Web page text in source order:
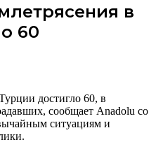
в
60
достигло 60, в
сообщает Anadolu со
ситуациям и